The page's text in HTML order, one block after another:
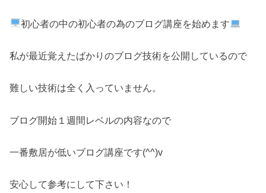
初心者の中の初心者の為のブログ講座を始めます
私が最近覚えたばかりのブログ技術を公開しているので
難しい技術は全く入っていません。
ブログ開始１週間レベルの内容なので
一番敷居が低いブログ講座です(^^)v
安心して参考にして下さい！